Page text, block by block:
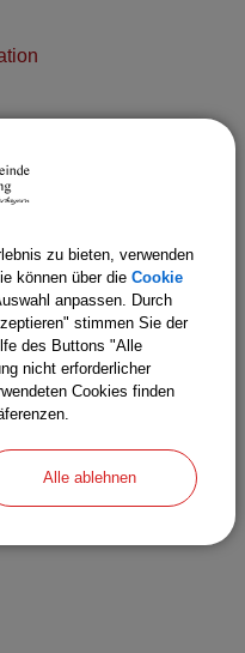
Links
zu bieten, verwenden
können über die Cookie
anpassen. Durch
stimmen Sie der
des Buttons "Alle
nicht erforderlicher
Cookies finden
Alle ablehnen